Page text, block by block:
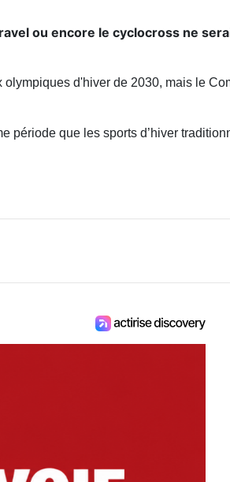
ou encore le cyclocross ne
olympiques d'hiver de 2030, mais le
période que les sports d’hiver